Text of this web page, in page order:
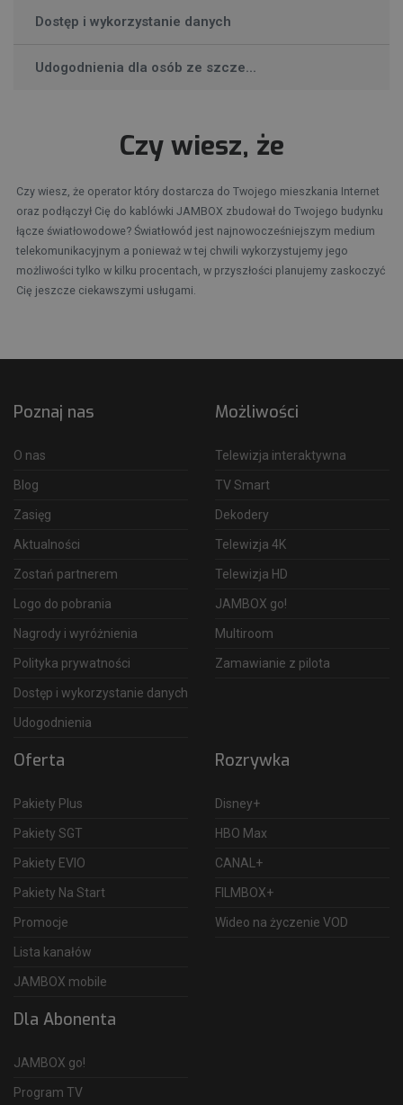
Dostęp i wykorzystanie danych
Udogodnienia dla osób ze szcze...
Czy wiesz, że
Czy wiesz, że operator który dostarcza do Twojego mieszkania Internet
oraz podłączył Cię do kablówki JAMBOX zbudował do Twojego budynku
łącze światłowodowe? Światłowód jest najnowocześniejszym medium
telekomunikacyjnym a ponieważ w tej chwili wykorzystujemy jego
możliwości tylko w kilku procentach, w przyszłości planujemy zaskoczyć
Cię jeszcze ciekawszymi usługami.
Poznaj nas
O nas
Blog
Zasięg
Aktualności
Zostań partnerem
Logo do pobrania
Nagrody i wyróżnienia
Polityka prywatności
Dostęp i wykorzystanie danych
Udogodnienia
Możliwości
Telewizja interaktywna
TV Smart
Dekodery
Telewizja 4K
Telewizja HD
JAMBOX go!
Multiroom
Zamawianie z pilota
Oferta
Pakiety Plus
Pakiety SGT
Pakiety EVIO
Pakiety Na Start
Promocje
Lista kanałów
JAMBOX mobile
Rozrywka
Disney+
HBO Max
CANAL+
FILMBOX+
Wideo na życzenie VOD
Dla Abonenta
JAMBOX go!
Program TV